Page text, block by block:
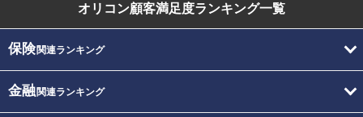
オリコン顧客満足度ランキング一覧
保険関連ランキング
金融関連ランキング